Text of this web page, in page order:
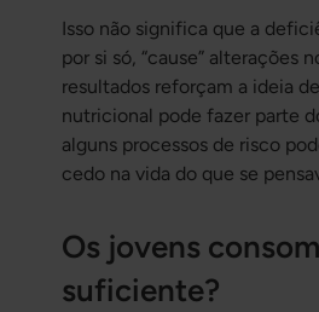
Isso não significa que a
por si só, “cause” alterações
resultados reforçam a ideia
nutricional pode fazer parte
alguns processos de risco
cedo na vida do que se
Os jovens
suficiente?